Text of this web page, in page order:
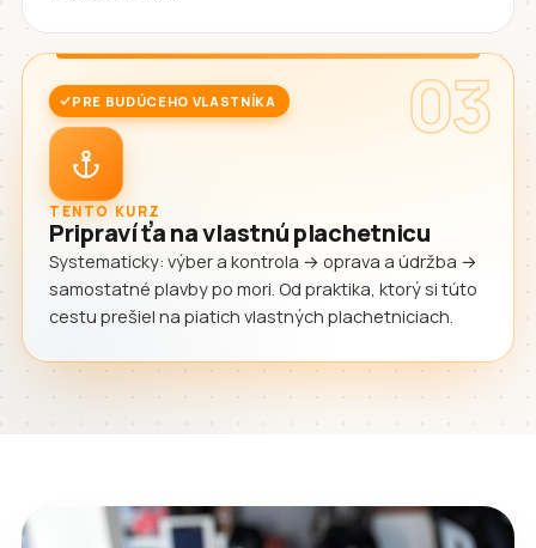
03
PRE BUDÚCEHO VLASTNÍKA
TENTO KURZ
Pripraví ťa na vlastnú plachetnicu
Systematicky: výber a kontrola → oprava a údržba →
samostatné plavby po mori. Od praktika, ktorý si túto
cestu prešiel na piatich vlastných plachetniciach.